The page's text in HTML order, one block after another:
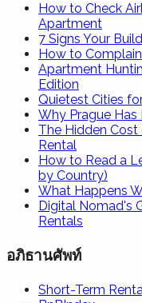
How to Check
Apartment
7 Signs Your
How to
Apartment
Edition
Quietest Cities
Why Prague
The Hidden
Rental
How to Read a
by Country)
What Happens
Digital Nomad's
Rentals
อภิธานศัพท์
Short-Term